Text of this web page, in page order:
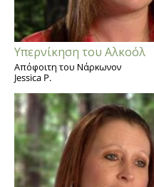
Υπερνίκηση του Αλκοόλ
Απόφοιτη του Νάρκωνον
Jessica P.